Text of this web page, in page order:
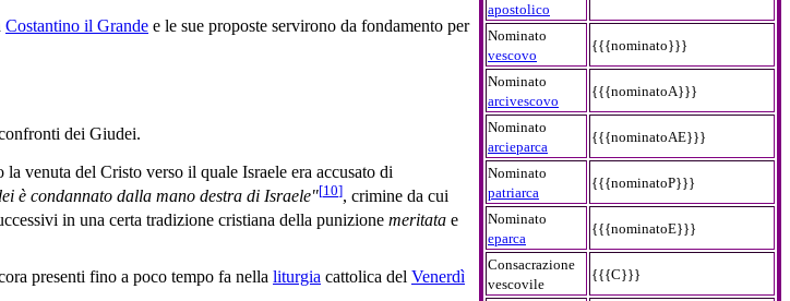
apostolico
Nominato
vescovo
{{{nominato}}}
Nominato
arcivescovo
{{{nominatoA}}}
Nominato
arcieparca
{{{nominatoAE}}}
Nominato
patriarca
{{{nominatoP}}}
Nominato
eparca
{{{nominatoE}}}
Consacrazione
vescovile
{{{C}}}
Costantino il Grande e le sue proposte servirono da fondamento per
dei Giudei.
venuta del Cristo verso il quale Israele era accusato di
è condannato dalla mano destra di Israele"[10], crimine da cui
in una certa tradizione cristiana della punizione meritata e
presenti fino a poco tempo fa nella liturgia cattolica del Venerdì